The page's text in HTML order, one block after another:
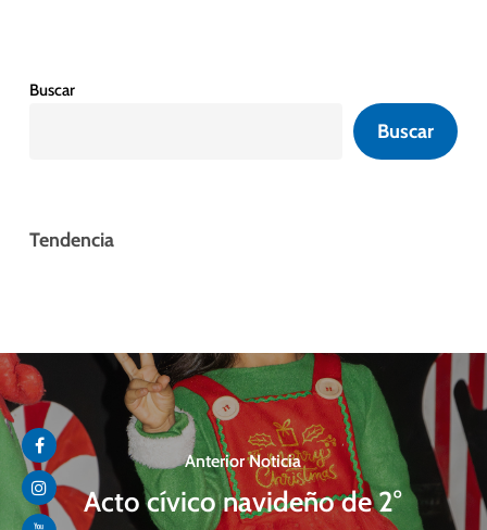
Buscar
Buscar
Tendencia
Anterior Noticia
Acto cívico navideño de 2°